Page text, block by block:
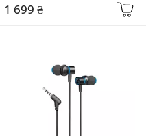
1 699 ₴